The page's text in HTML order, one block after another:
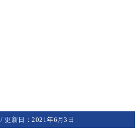
/ 更新日：2021年6月3日